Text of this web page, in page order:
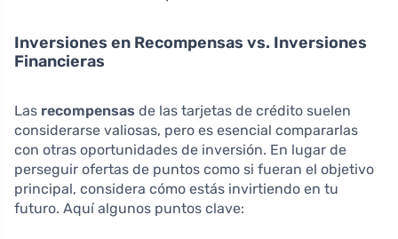
Inversiones en Recompensas vs. Inversiones
Financieras
Las recompensas de las tarjetas de crédito suelen
considerarse valiosas, pero es esencial compararlas
con otras oportunidades de inversión. En lugar de
perseguir ofertas de puntos como si fueran el objetivo
principal, considera cómo estás invirtiendo en tu
futuro. Aquí algunos puntos clave: